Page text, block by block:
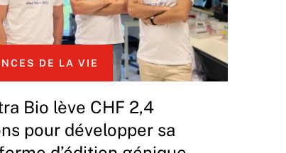
DE LA VIE
Bio lève CHF 2,4
pour développer sa